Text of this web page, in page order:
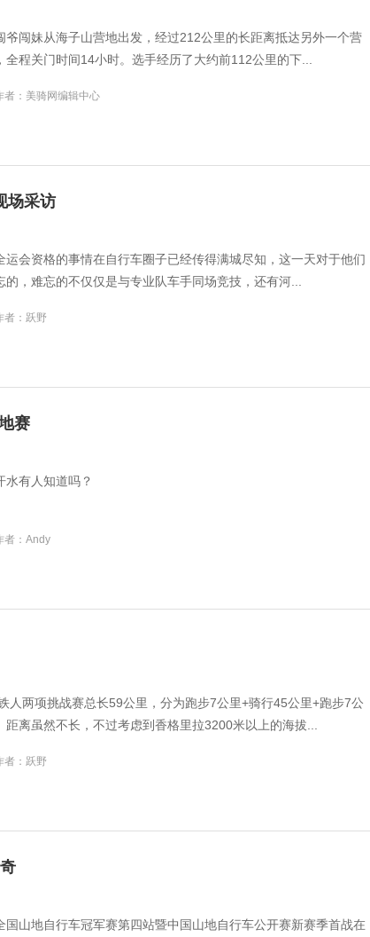
爷闯妹从海子山营地出发，经过212公里的长距离抵达另外一个营
程关门时间14小时。选手经历了大约前112公里的下...
者：美骑网编辑中心
场采访
运会资格的事情在自行车圈子已经传得满城尽知，这一天对于他们
，难忘的不仅仅是与专业队车手同场竞技，还有河...
者：跃野
赛
水有人知道吗？
者：Andy
人两项挑战赛总长59公里，分为跑步7公里+骑行45公里+跑步7公
距离虽然不长，不过考虑到香格里拉3200米以上的海拔...
者：跃野
国山地自行车冠军赛第四站暨中国山地自行车公开赛新赛季首战在